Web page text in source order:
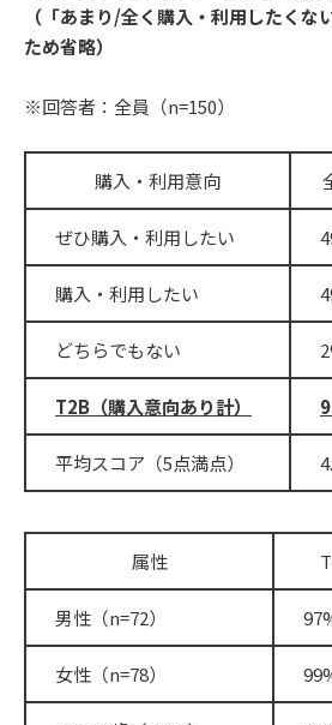
（「あまり/全く購入・利用したくな
ため省略）
※回答者：全員（n=150）
購入・利用意向
ぜひ購入・利用したい
購入・利用したい
どちらでもない
T2B（購入意向あり計）
平均スコア（5点満点）
属性
男性（n=72）
女性（n=78）